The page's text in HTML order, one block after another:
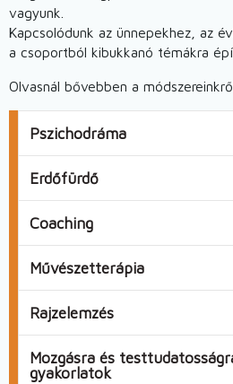
vagyunk.
Kapcsolódunk az ünnepekhez, az
a csoportból kibukkanó témákra
Olvasnál bővebben a
Pszichodráma
Erdőfürdő
Coaching
Művészetterápia
Rajzelemzés
Mozgásra és
gyakorlatok